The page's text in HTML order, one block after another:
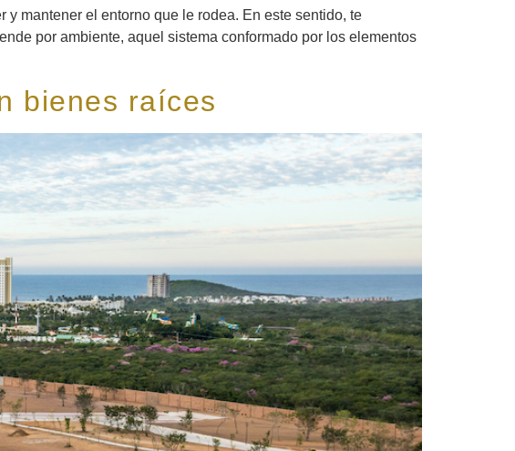
mantener el entorno que le rodea. En este sentido, te
por ambiente, aquel sistema conformado por los elementos
bienes raíces